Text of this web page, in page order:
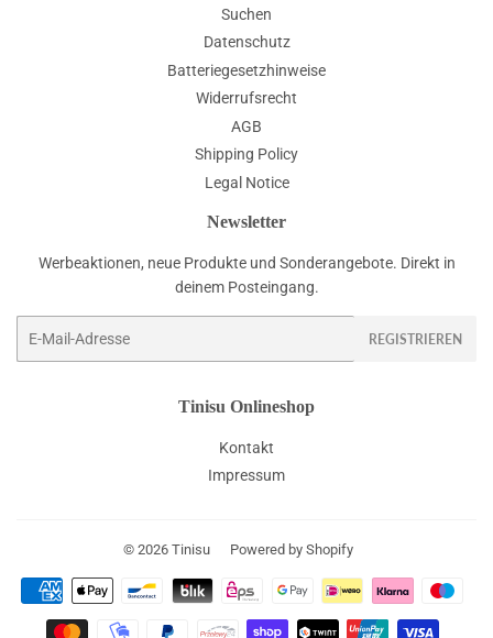
Suchen
Datenschutz
Batteriegesetzhinweise
Widerrufsrecht
AGB
Shipping Policy
Legal Notice
Newsletter
Werbeaktionen, neue Produkte und Sonderangebote. Direkt in
deinem Posteingang.
REGISTRIEREN
Tinisu Onlineshop
Kontakt
Impressum
© 2026 Tinisu Powered by Shopify
Zahlungsarten